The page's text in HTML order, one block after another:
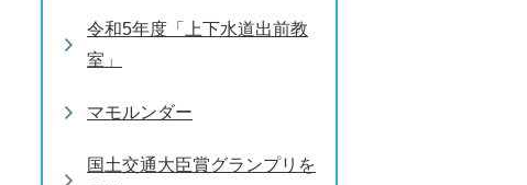
令和5年度「上下水道出前教
室」
マモルンダー
国土交通大臣賞グランプリを